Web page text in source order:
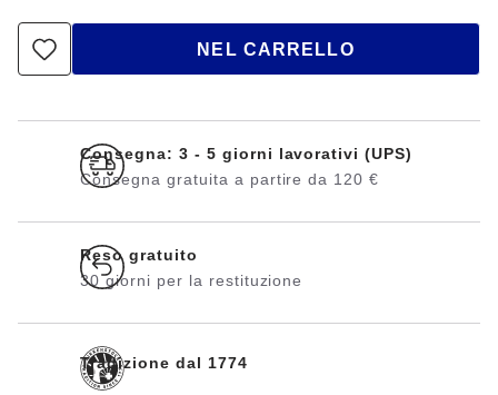
NEL CARRELLO
Consegna: 3 - 5 giorni lavorativi (UPS)
Consegna gratuita a partire da 120 €
Reso gratuito
30 giorni per la restituzione
Tradizione dal 1774